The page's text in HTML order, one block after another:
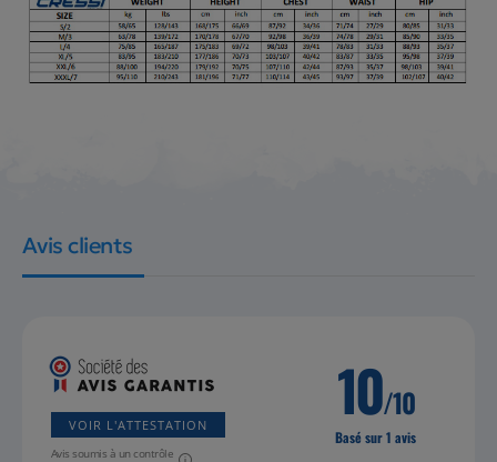
Avis clients
VOIR L'ATTESTATION
Avis soumis à un contrôle
10/10
Basé sur 1 avis